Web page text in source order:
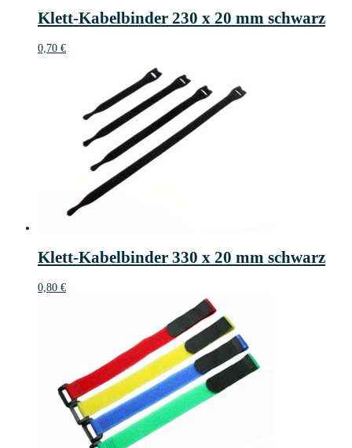
Klett-Kabelbinder 230 x 20 mm schwarz
0,70 €
Klett-Kabelbinder 330 x 20 mm schwarz
0,80 €